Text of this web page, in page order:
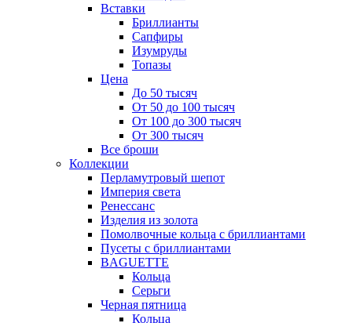
Вставки
Бриллианты
Сапфиры
Изумруды
Топазы
Цена
До 50 тысяч
От 50 до 100 тысяч
От 100 до 300 тысяч
От 300 тысяч
Все броши
Коллекции
Перламутровый шепот
Империя света
Ренессанс
Изделия из золота
Помолвочные кольца с бриллиантами
Пусеты с бриллиантами
BAGUETTE
Кольца
Серьги
Черная пятница
Кольца